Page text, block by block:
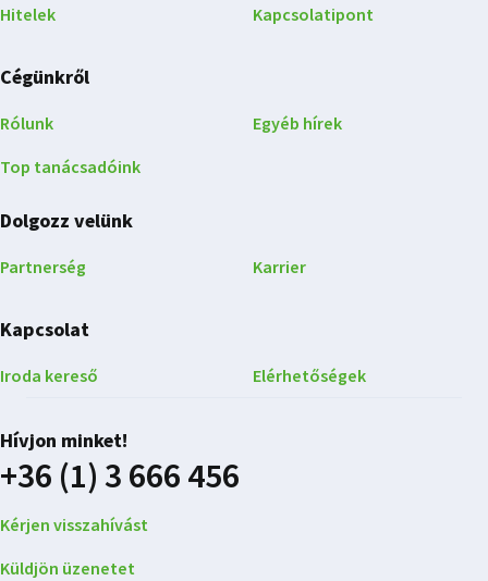
Hitelek
Kapcsolatipont
Cégünkről
Rólunk
Top tanácsadóink
Egyéb hírek
Dolgozz velünk
Partnerség Karrier
Kapcsolat
Iroda kereső Elérhetőségek
Hívjon minket!
+36 (1) 3 666 456
Kérjen visszahívást
Küldjön üzenetet